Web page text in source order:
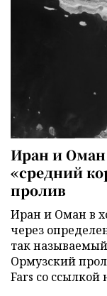
Иран и Оман
«средний
пролив
Иран и Оман в
через
так
Ормузский
Fars со